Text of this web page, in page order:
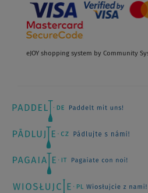
eJOY shopping system by Community